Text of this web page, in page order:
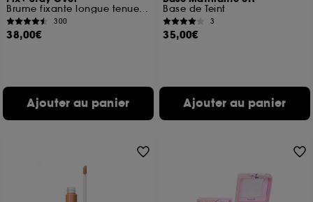
Brume fixante longue tenue sans alcool
300
38,00€
Ajouter au panier
Base de Teint
3
35,00€
Ajouter au panier